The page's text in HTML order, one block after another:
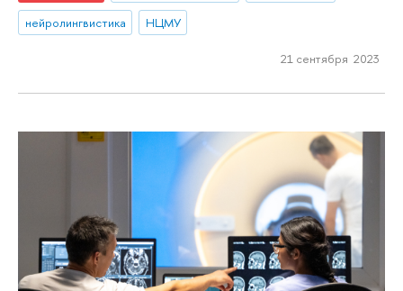
нейролингвистика
НЦМУ
21 сентября 2023